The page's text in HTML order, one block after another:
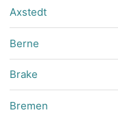
Axstedt
Berne
Brake
Bremen